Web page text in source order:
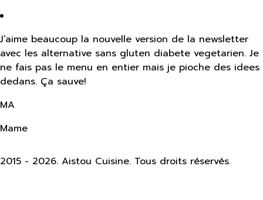
J’aime beaucoup la nouvelle version de la newsletter
avec les alternative sans gluten diabete vegetarien. Je
ne fais pas le menu en entier mais je pioche des idees
dedans. Ça sauve!
MA
Mame
2015 - 2026. Aistou Cuisine. Tous droits réservés.